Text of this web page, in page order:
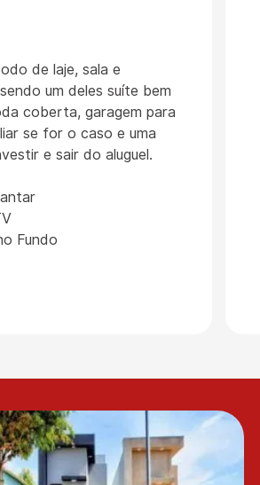
de laje, sala e
um deles suíte bem
coberta, garagem para
se for o caso e uma
e sair do aluguel.
Fundo